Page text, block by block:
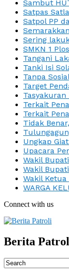
Sambut
Satpas
Satpol PP
Sering
SMKN 1
Tangani
Tanki Isi
Tanpa
Target
Terkait
Terkait
Tidak
Ungkap
Upacara
Wakil
Wakil
Wakil
WARGA
Connect with us
Berita